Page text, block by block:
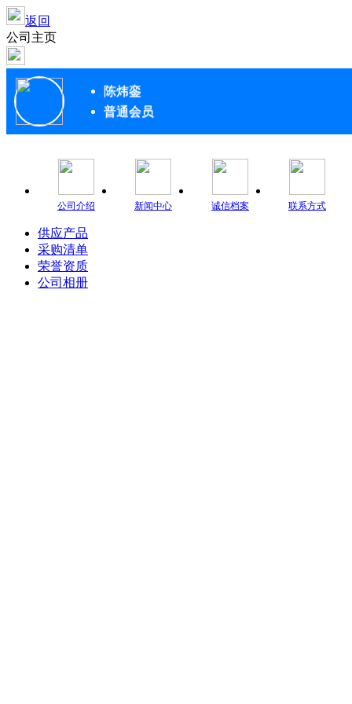
返回
公司主页
陈炜銮
普通会员
公司介绍 新闻中心 诚信档案 联系方式
供应产品
采购清单
荣誉资质
公司相册